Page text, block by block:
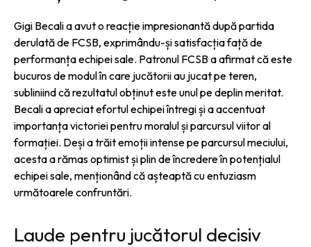
Gigi Becali a avut o reacție impresionantă după partida
derulată de FCSB, exprimându-și satisfacția față de
performanța echipei sale. Patronul FCSB a afirmat că este
bucuros de modul în care jucătorii au jucat pe teren,
subliniind că rezultatul obținut este unul pe deplin meritat.
Becali a apreciat efortul echipei întregi și a accentuat
importanța victoriei pentru moralul și parcursul viitor al
formației. Deși a trăit emoții intense pe parcursul meciului,
acesta a rămas optimist și plin de încredere în potențialul
echipei sale, menționând că așteaptă cu entuziasm
următoarele confruntări.
Laude pentru jucătorul decisiv